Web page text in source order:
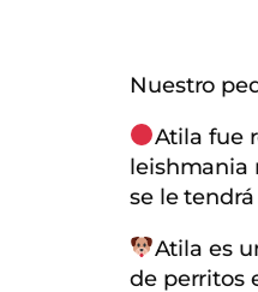
Nuestro
Atila fue
leishmania
se le
Atila es
de perritos